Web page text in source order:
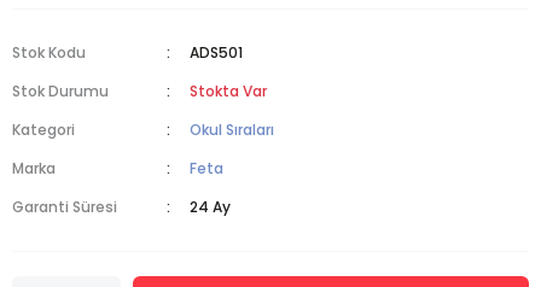
Stok Kodu
ADS501
Stok Durumu
Stokta Var
Kategori
Okul Sıraları
Marka
Feta
Garanti Süresi
24 Ay